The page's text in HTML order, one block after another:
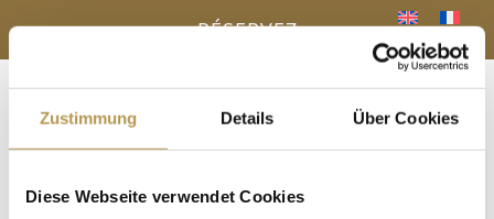
Zustimmung Details Über Cookies
Diese Webseite verwendet Cookies
a Menu
RÉSERVEZ